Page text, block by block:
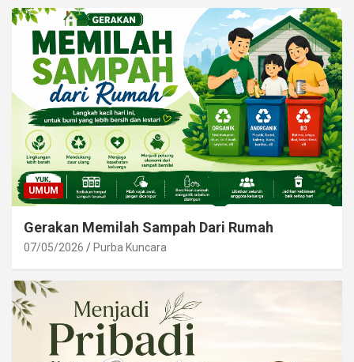
UMUM
Gerakan Memilah Sampah Dari Rumah
07/05/2026 Purba Kuncara